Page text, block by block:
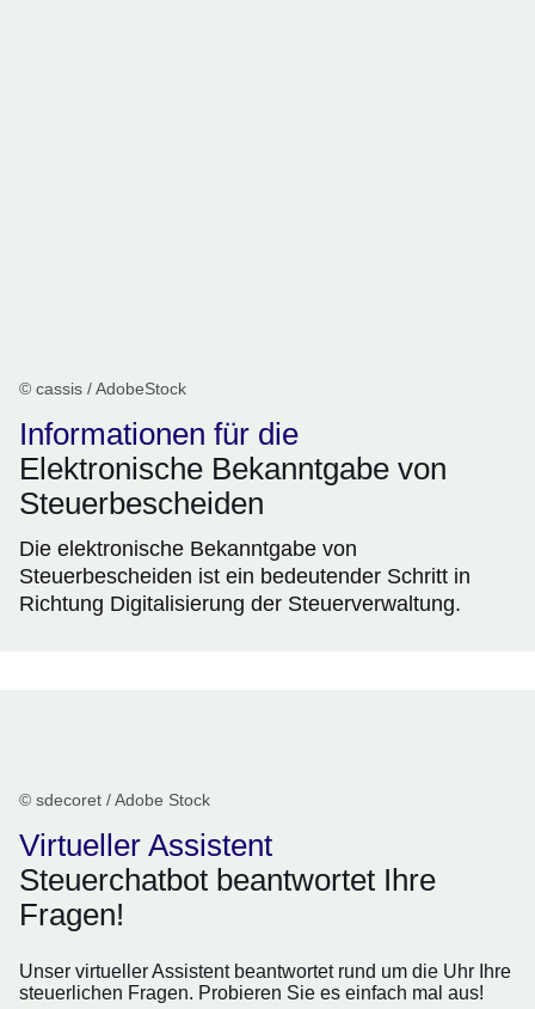
© cassis / AdobeStock
Informationen für die
Elektronische Bekanntgabe von
Steuerbescheiden
Die elektronische Bekanntgabe von
Steuerbescheiden ist ein bedeutender Schritt in
Richtung Digitalisierung der Steuerverwaltung.
© sdecoret / Adobe Stock
Virtueller Assistent
Steuerchatbot beantwortet Ihre
Fragen!
Unser virtueller Assistent beantwortet rund um die Uhr Ihre
steuerlichen Fragen. Probieren Sie es einfach mal aus!